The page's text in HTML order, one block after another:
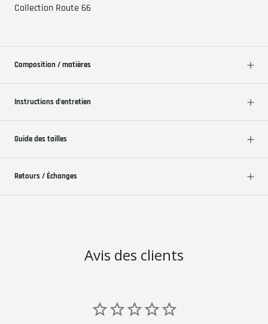
Collection Route 66
Composition / matières
Instructions d'entretien
Guide des tailles
Retours / Échanges
Avis des clients